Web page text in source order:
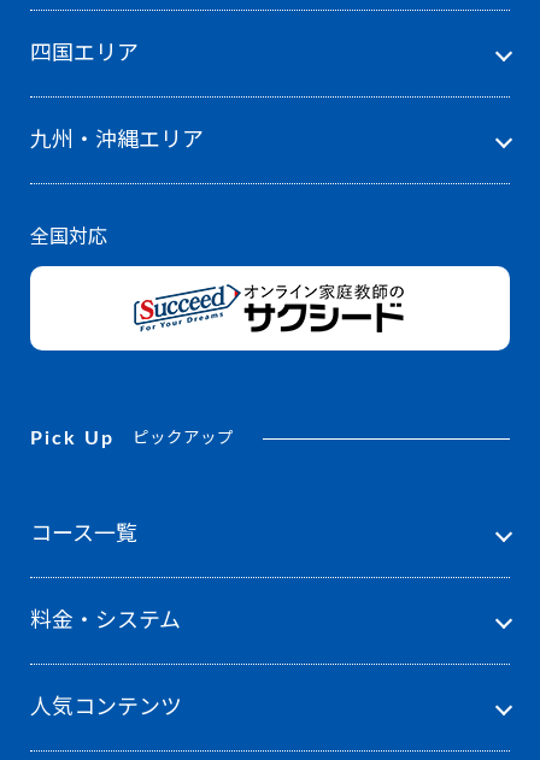
四国エリア
九州・沖縄エリア
全国対応
Pick Up ピックアップ
料金・システム
コース一覧
人気コンテンツ